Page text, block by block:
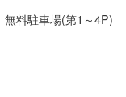
無料駐車場(第1～4P)